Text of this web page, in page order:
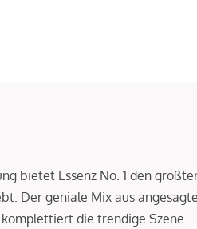
bietet Essenz No. 1 den
Der geniale Mix aus
die trendige Szene.